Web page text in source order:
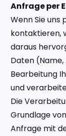
Anfrage per
Wenn Sie uns
kontaktieren,
daraus
Daten
Bearbeitung
und
Die
Grundlage
Anfrage mit